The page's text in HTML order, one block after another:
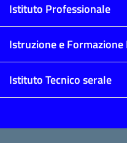
Istituto Professionale
Istruzione e
Istituto Tecnico serale